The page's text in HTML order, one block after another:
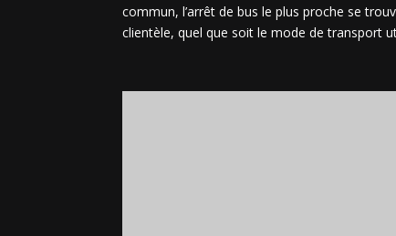
commun, l’arrêt de bus le plus proche se
clientèle, quel que soit le mode de transport